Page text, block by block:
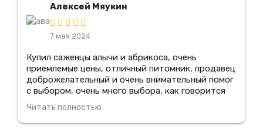
этот магазин всем своим знакомым
Алексей Мяукин
7 мая 2024
Купил саженцы алычи и абрикоса, очень
приемлемые цены, отличный питомник, продавец
доброжелательный и очень внимательный помог
с выбором, очень много выбора, как говорится
цена-качество, все прижилось, очень
понравилось зайду еще, всем советую туда
зайди!
Читать полностью